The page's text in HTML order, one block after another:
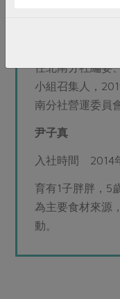
合作社資歷
任北南分社編委
小組召集人，
南分社營運委員
尹子真
入社時間 2014
育有1子胖胖，5
為主要食材來源
動。